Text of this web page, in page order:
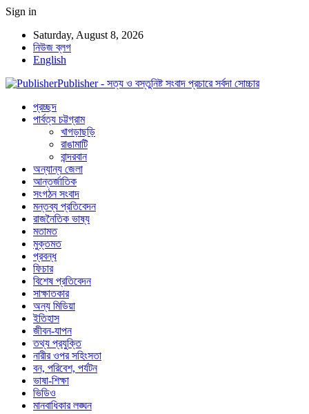
Sign in
Saturday, August 8, 2026
নিউজ ব্লগ
English
Publisher - সত্য ও বস্তুনিষ্ট সংবাদ প্রচারে সর্বদা সোচ্চার
প্রচ্ছদ
পার্বত্য চট্টগ্রাম
খাগড়াছড়ি
রাঙামাটি
বান্দরবান
অন্যান্য জেলা
আন্তর্জাতিক
সংগঠন সংবাদ
মন্তব্য প্রতিবেদন
রাজনৈতিক ভাষ্য
মতামত
মুক্তমত
প্রবন্ধ
ফিচার
বিশেষ প্রতিবেদন
সাক্ষাতকার
অন্য মিডিয়া
ইতিহাস
জীবন-যাপন
তথ্য প্রযুক্তি
নারীর ওপর সহিংসতা
বন, পরিবেশ, পর্যটন
ভাষা-শিক্ষা
ভিডিও
মানবাধিকার লঙ্ঘন